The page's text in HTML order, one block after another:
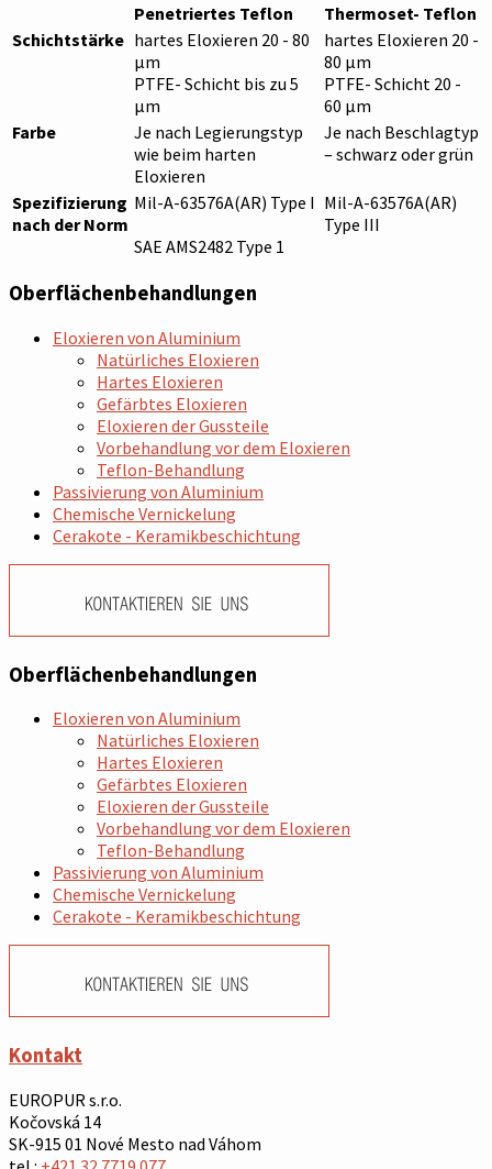
Penetriertes Teflon
Thermoset- Teflon
Schichtstärke hartes Eloxieren 20 - 80
µm
PTFE- Schicht bis zu 5
µm
hartes Eloxieren 20 -
80 µm
PTFE- Schicht 20 -
60 µm
Farbe
Je nach Legierungstyp
wie beim harten
Eloxieren
Je nach Beschlagtyp
– schwarz oder grün
Spezifizierung
nach der Norm
Mil-A-63576A(AR) Type I
SAE AMS2482 Type 1
Mil-A-63576A(AR)
Type III
Oberflächenbehandlungen
Eloxieren von Aluminium
Natürliches Eloxieren
Hartes Eloxieren
Gefärbtes Eloxieren
Eloxieren der Gussteile
Vorbehandlung vor dem Eloxieren
Teflon-Behandlung
Passivierung von Aluminium
Chemische Vernickelung
Cerakote - Keramikbeschichtung
Oberflächenbehandlungen
Eloxieren von Aluminium
Natürliches Eloxieren
Hartes Eloxieren
Gefärbtes Eloxieren
Eloxieren der Gussteile
Vorbehandlung vor dem Eloxieren
Teflon-Behandlung
Passivierung von Aluminium
Chemische Vernickelung
Cerakote - Keramikbeschichtung
Kontakt
EUROPUR s.r.o.
Kočovská 14
SK-915 01 Nové Mesto nad Váhom